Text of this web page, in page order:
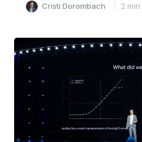
Cristi Dorombach 2 min